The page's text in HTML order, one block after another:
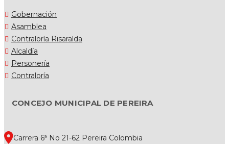
Gobernación
Asamblea
Contraloría Risaralda
Alcaldía
Personería
Contraloría
CONCEJO MUNICIPAL DE PEREIRA
Carrera 6ª No 21-62 Pereira Colombia